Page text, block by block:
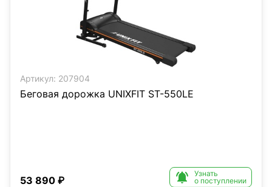
Артикул: 207904
Беговая дорожка UNIXFIT ST-550LE
53 890 ₽ 
Узнать
о поступлении